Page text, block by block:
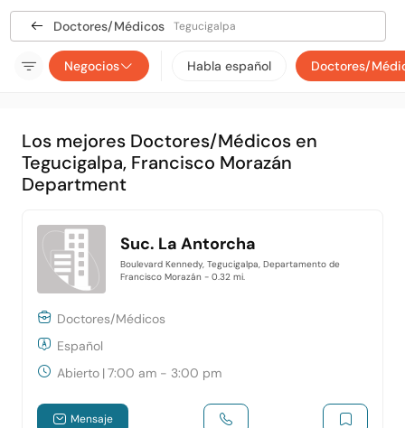
Doctores/Médicos Tegucigalpa
Negocios Habla español Doctores/
Los mejores Doctores/Médicos en
Tegucigalpa, Francisco Morazán
Department
Suc. La Antorcha
Boulevard Kennedy, Tegucigalpa, Departamento de
Francisco Morazán - 0.32 mi.
Doctores/Médicos
Español
Abierto |7:00 am - 3:00 pm
Mensaje